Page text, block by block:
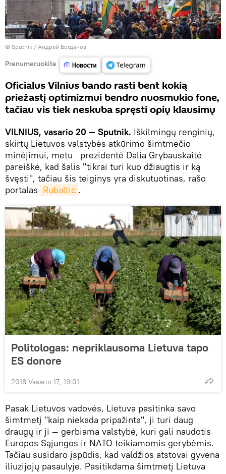
© Sputnik / Андрей Богданов
Prenumeruokite
Oficialus Vilnius bando rasti bent kokią
priežastį optimizmui bendro nuosmukio fone,
tačiau vis tiek neskuba spręsti opių klausimų
VILNIUS, vasario 20 — Sputnik. Iškilmingų renginių,
skirtų Lietuvos valstybės atkūrimo šimtmečio
minėjimui, metu prezidentė Dalia Grybauskaitė
pareiškė, kad šalis "tikrai turi kuo džiaugtis ir ką
švęsti", tačiau šis teiginys yra diskutuotinas, rašo
portalas Rubaltic .
Politologas: nepriklausoma Lietuva tapo
ES donore
2018 Vasario 17, 19:01
Pasak Lietuvos vadovės, Lietuva pasitinka savo
šimtmetį "kaip niekada pripažinta", ji turi daug
draugų ir ji — gerbiama valstybė, kuri gali naudotis
Europos Sąjungos ir NATO teikiamomis gerybėmis.
Tačiau susidaro įspūdis, kad valdžios atstovai gyvena
iliuzijojų pasaulyje. Pasitikdama šimtmetį Lietuva